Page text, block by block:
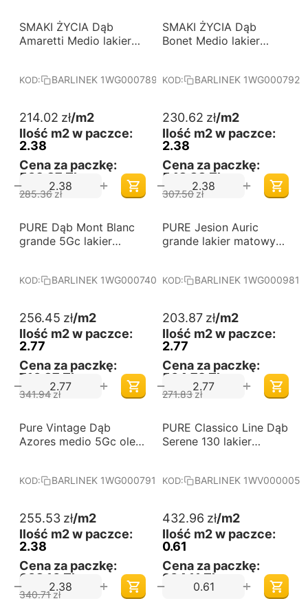
-25%
Darmowa dostawa
od 60 m2
SMAKI ŻYCIA Dąb
Amaretti Medio lakier
KOD: BARLINEK 1WG000789
214.02 zł/m2
Ilość m2 w paczce:
2.38
Cena za paczkę:
509,37 Zł
285.36zł
+
−
-25%
Darmowa dostawa
od 60 m2
SMAKI ŻYCIA Dąb
Bonet Medio lakier
KOD: BARLINEK 1WG000792
230.62 zł/m2
Ilość m2 w paczce:
2.38
Cena za paczkę:
548,88 Zł
307.50zł
+
−
-25%
Darmowa dostawa
od 60 m2
PURE Dąb Mont Blanc
grande 5Gc lakier
KOD: BARLINEK 1WG000740
256.45 zł/m2
Ilość m2 w paczce:
2.77
Cena za paczkę:
710,37 Zł
341.94zł
+
−
-25%
Darmowa dostawa
od 60 m2
PURE Jesion Auric
grande lakier matowy
KOD: BARLINEK 1WG000981
203.87 zł/m2
Ilość m2 w paczce:
2.77
Cena za paczkę:
564,72 Zł
271.83zł
+
−
-25%
Darmowa dostawa
od 60 m2
Pure Vintage Dąb
Azores medio 5Gc olej
KOD: BARLINEK 1WG000791
255.53 zł/m2
Ilość m2 w paczce:
2.38
Cena za paczkę:
608,16 Zł
340.71zł
+
−
Darmowa dostawa
od 60 m2
PURE Classico Line Dąb
Serene 130 lakier
KOD: BARLINEK 1WV000005
432.96 zł/m2
Ilość m2 w paczce:
0.61
Cena za paczkę:
264,11 Zł
+
−